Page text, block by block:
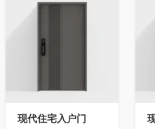
收藏
现代住宅入户门